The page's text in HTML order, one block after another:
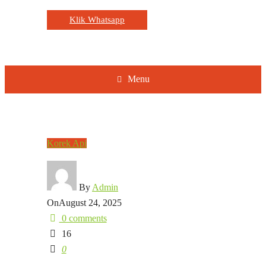
Klik Whatsapp
Menu
Korek Api
By Admin
OnAugust 24, 2025
0 comments
16
0